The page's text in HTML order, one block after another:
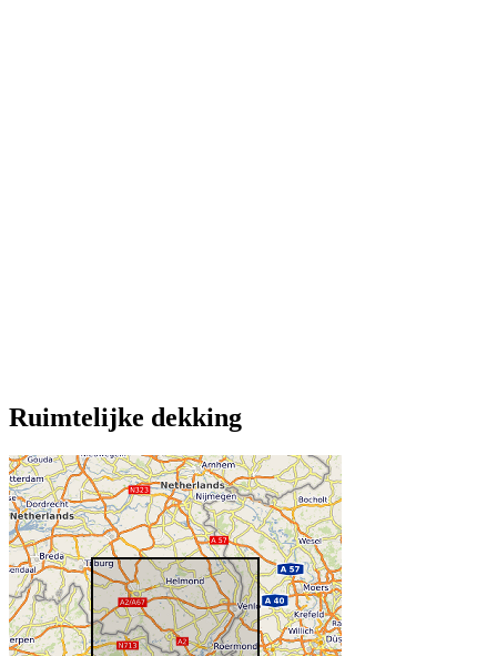
Ruimtelijke dekking